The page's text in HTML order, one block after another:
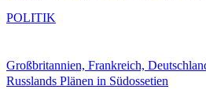
Großbritannien, Frankreich,
Russlands Plänen in Südossetien
POLITIK